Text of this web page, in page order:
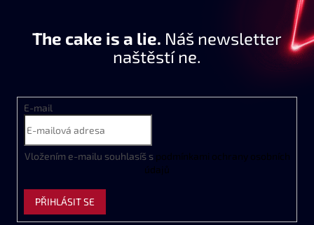
The cake is a lie. Náš newsletter
naštěstí ne.
E-mail
Vložením e-mailu souhlasíš s podmínkami ochrany osobních
údajů
PŘIHLÁSIT SE